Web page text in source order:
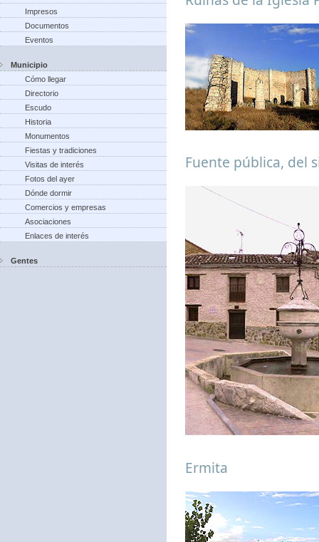
Impresos
Documentos
Eventos
Municipio
Cómo llegar
Directorio
Escudo
Historia
Monumentos
Fiestas y tradiciones
Visitas de interés
Fotos del ayer
Dónde dormir
Comercios y empresas
Asociaciones
Enlaces de interés
Gentes
Fuente pública, del
Ermita